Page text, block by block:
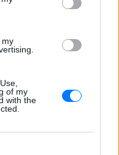
my
of my
with the
προς
Τι προβλέπεται για
Υποδομών Νίκος Ταχιάος
τα πρώτα δρομολόγια θα
ώρες χωρίς
με στολή